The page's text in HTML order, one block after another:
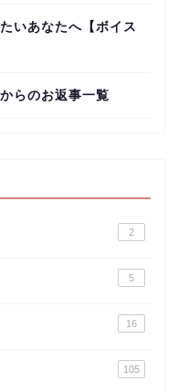
いあなたへ【ボイス
らのお返事一覧
2
5
16
105